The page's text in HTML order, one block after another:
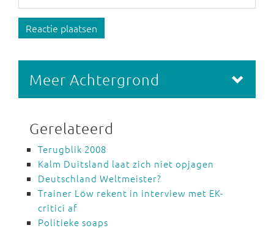
Reactie plaatsen
Meer Achtergrond
Gerelateerd
Terugblik 2008
Kalm Duitsland laat zich niet opjagen
Deutschland Weltmeister?
Trainer Löw rekent in interview met EK-
critici af
Politieke soaps